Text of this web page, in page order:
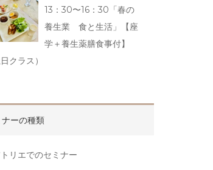
13：30〜16：30「春の
養生業 食と生活」【座
学＋養生薬膳食事付】
日クラス）
ナーの種類
リエでのセミナー